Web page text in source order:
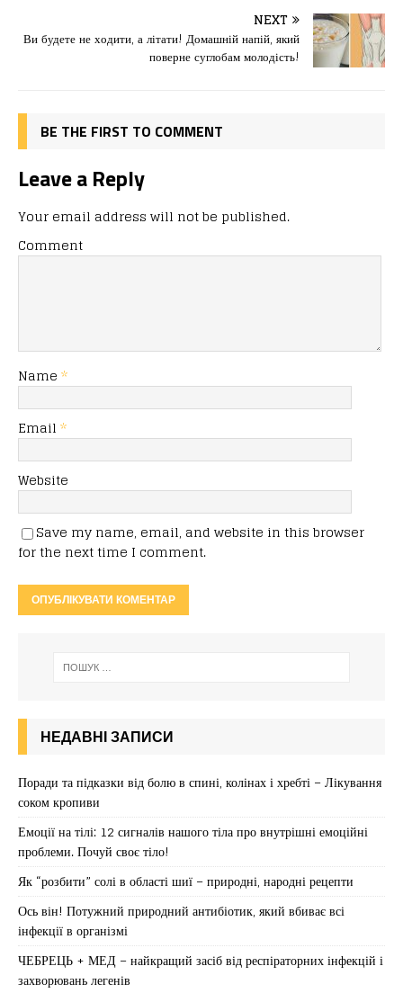
o
o
o
n
ис
я
NEXT
Ви будете не ходити, а літати! Домашній напій, який
поверне суглобам молодість!
BE THE FIRST TO COMMENT
Leave a Reply
Your email address will not be published.
Comment
Name *
Email *
Website
Save my name, email, and website in this browser
for the next time I comment.
НЕДАВНІ ЗАПИСИ
Поради та підказки від болю в спині, колінах і хребті – Лікування
соком кропиви
Емоції на тілі: 12 сигналів нашого тіла про внутрішні емоційні
проблеми. Почуй своє тіло!
Як “розбити” солі в області шиї – природні, народні рецепти
Ось він! Потужний природний антибіотик, який вбиває всі
інфекції в організмі
ЧЕБРЕЦЬ + МЕД – найкращий засіб від респіраторних інфекцій і
захворювань легенів